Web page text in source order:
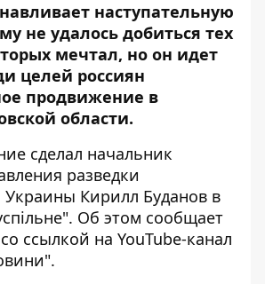
наступательную
не удалось добиться тех
мечтал, но он идет
целей россиян
продвижение в
области.
сделал начальник
разведки
Кирилл Буданов в
Об этом сообщает
ссылкой на YouTube-канал
.